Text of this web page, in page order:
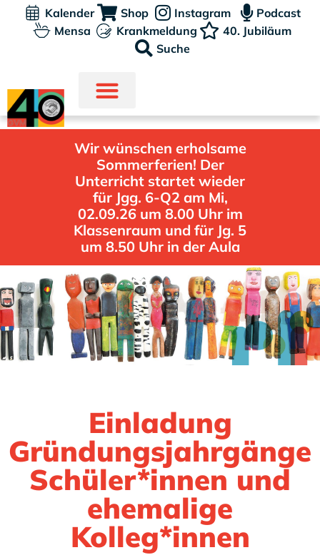
Kalender Shop Instagram
Podcast
Mensa
Krankmeldung
40. Jubiläum
Suche
Wir wünschen erholsame
Sommerferien! Der
Unterricht startet wieder
für Jgg. 6-Q2 am Mi,
02.09.26 um 8.00 Uhr im
Klassenraum und für Jg. 5
um 8.50 Uhr in der Aula
Einladung
Gründungsjahrgänge
Schüler*innen und
ehemalige
Kolleg*innen